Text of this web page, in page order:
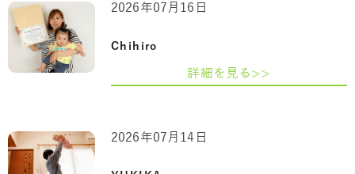
Chihiro
2026年07月16日
詳細を見る>>
2026年07月14日